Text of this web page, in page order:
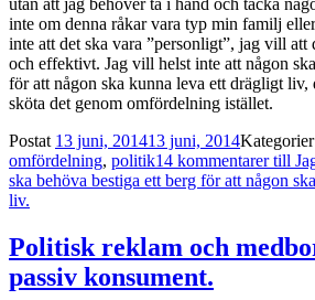
inte om denna råkar vara typ min familj
inte att det ska vara ”personligt”, jag vill att
och effektivt. Jag vill helst inte att någon
för att någon ska kunna leva ett drägligt liv,
sköta det genom omfördelning istället.
Postat 13 juni, 201413 juni, 2014Kategorier
omfördelning, politik14 kommentarertill
ska behöva bestiga ett berg för att någon
liv.
Politisk reklam och
passiv konsument.